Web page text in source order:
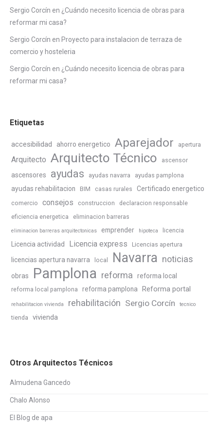
Sergio Corcín en ¿Cuándo necesito licencia de obras para
reformar mi casa?
Sergio Corcín en Proyecto para instalacion de terraza de
comercio y hosteleria
Sergio Corcín en ¿Cuándo necesito licencia de obras para
reformar mi casa?
Etiquetas
accesibilidad ahorro energetico Aparejador apertura
Arquitecto Arquitecto Técnico ascensor
ascensores ayudas ayudas navarra ayudas pamplona
ayudas rehabilitacion BIM casas rurales Certificado energetico
comercio consejos construccion
declaracion responsable
eficiencia energetica
eliminacion barreras
eliminacion barreras arquitectonicas emprender hipoteca licencia
Licencia actividad Licencia express Licencias apertura
licencias apertura navarra local Navarra noticias
obras Pamplona reforma reforma local
reforma local pamplona reforma pamplona Reforma portal
rehabilitacion vivienda rehabilitación Sergio Corcín tecnico
tienda vivienda
Otros Arquitectos Técnicos
Almudena Gancedo
Chalo Alonso
El Blog de apa